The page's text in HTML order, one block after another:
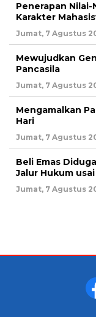
Penerapan
Karakter
Jumat, 7 Agustus
Mewujudkan
Pancasila
Jumat, 7 Agustus
Mengamalkan
Hari
Jumat, 7 Agustus
Beli Emas
Jalur Hukum
Jumat, 7 Agustus